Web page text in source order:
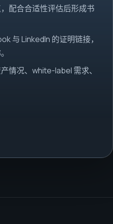
配合合适性评估后形成书
与 LinkedIn 的证明链接，
情况、white-label 需求、